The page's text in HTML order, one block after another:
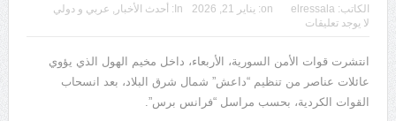
الكاتب: elressala
on: يناير 21, 2026 In: أحدث الأخبار
عربي و دولي
لا يوجد تعليقات
انتشرت قوات الأمن السورية، الأربعاء، داخل مخيم الهول الذي يؤوي
عائلات عناصر من تنظيم “داعش” شمال شرق البلاد، بعد انسحاب
القوات الكردية، بحسب مراسل “فرانس برس”.